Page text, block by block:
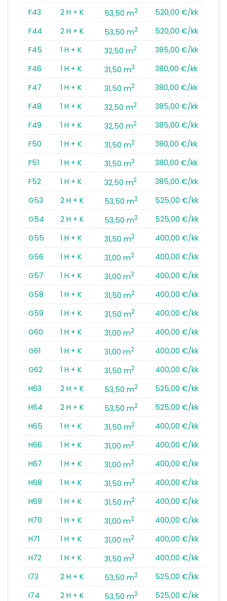
F43
2 H + K 53,50 m2
520,00 €/kk
F44
2 H + K 53,50 m2
520,00 €/kk
F45
1 H + K 32,50 m2
385,00 €/kk
F46
1 H + K 31,50 m2
380,00 €/kk
F47
1 H + K 31,50 m2
380,00 €/kk
F48
1 H + K 32,50 m2
385,00 €/kk
F49
1 H + K 32,50 m2
385,00 €/kk
F50
1 H + K 31,50 m2
380,00 €/kk
F51
1 H + K 31,50 m2
380,00 €/kk
F52
1 H + K 32,50 m2
385,00 €/kk
G53
2 H + K 53,50 m2
525,00 €/kk
G54
2 H + K 53,50 m2
525,00 €/kk
G55
1 H + K 31,50 m2
400,00 €/kk
G56
1 H + K 31,00 m2
400,00 €/kk
G57
1 H + K 31,00 m2
400,00 €/kk
G58
1 H + K 31,50 m2
400,00 €/kk
G59
1 H + K 31,50 m2
400,00 €/kk
G60
1 H + K 31,00 m2
400,00 €/kk
G61
1 H + K 31,00 m2
400,00 €/kk
G62
1 H + K 31,50 m2
400,00 €/kk
H63
2 H + K 53,50 m2
525,00 €/kk
H64
2 H + K 53,50 m2
525,00 €/kk
H65
1 H + K 31,50 m2
400,00 €/kk
H66
1 H + K 31,00 m2
400,00 €/kk
H67
1 H + K 31,00 m2
400,00 €/kk
H68
1 H + K 31,50 m2
400,00 €/kk
H69
1 H + K 31,50 m2
400,00 €/kk
H70
1 H + K 31,00 m2
400,00 €/kk
H71
1 H + K 31,00 m2
400,00 €/kk
H72
1 H + K 31,50 m2
400,00 €/kk
I73
2 H + K 53,50 m2
525,00 €/kk
I74
2 H + K 53,50 m2 525,00 €/kk